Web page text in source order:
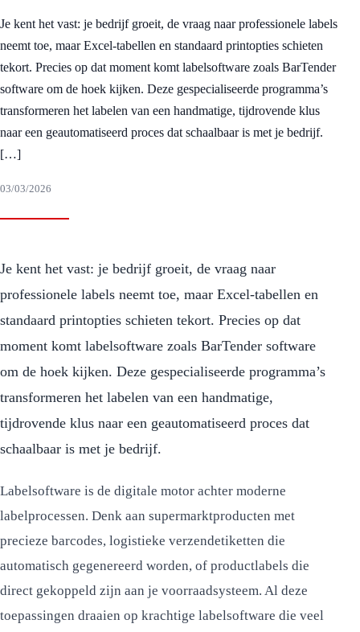
Je kent het vast: je bedrijf groeit, de vraag naar professionele labels
neemt toe, maar Excel-tabellen en standaard printopties schieten
tekort. Precies op dat moment komt labelsoftware zoals BarTender
software om de hoek kijken. Deze gespecialiseerde programma’s
transformeren het labelen van een handmatige, tijdrovende klus
naar een geautomatiseerd proces dat schaalbaar is met je bedrijf.
[…]
03/03/2026
Je kent het vast: je bedrijf groeit, de vraag naar
professionele labels neemt toe, maar Excel-tabellen en
standaard printopties schieten tekort. Precies op dat
moment komt labelsoftware zoals BarTender software
om de hoek kijken. Deze gespecialiseerde programma’s
transformeren het labelen van een handmatige,
tijdrovende klus naar een geautomatiseerd proces dat
schaalbaar is met je bedrijf.
Labelsoftware is de digitale motor achter moderne
labelprocessen. Denk aan supermarktproducten met
precieze barcodes, logistieke verzendetiketten die
automatisch gegenereerd worden, of productlabels die
direct gekoppeld zijn aan je voorraadsysteem. Al deze
toepassingen draaien op krachtige labelsoftware die veel